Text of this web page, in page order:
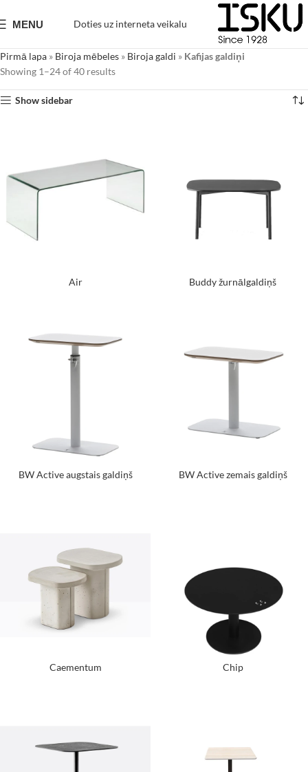
MENU Doties uz interneta veikalu
Pirmā lapa » Biroja mēbeles » Biroja galdi » Kafijas galdiņi
Showing 1–24 of 40 results
Show sidebar
Air Buddy žurnālgaldiņš
BW Active augstais galdiņš BW Active zemais galdiņš
Caementum Chip